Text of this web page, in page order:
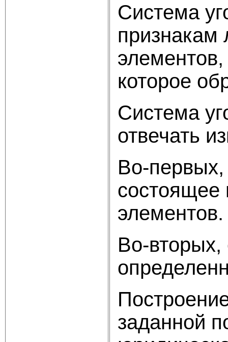
Система
признакам
которое
Система
отвечать
Во-первых,
состоящее
элементов.
Во-вторых,
заданной